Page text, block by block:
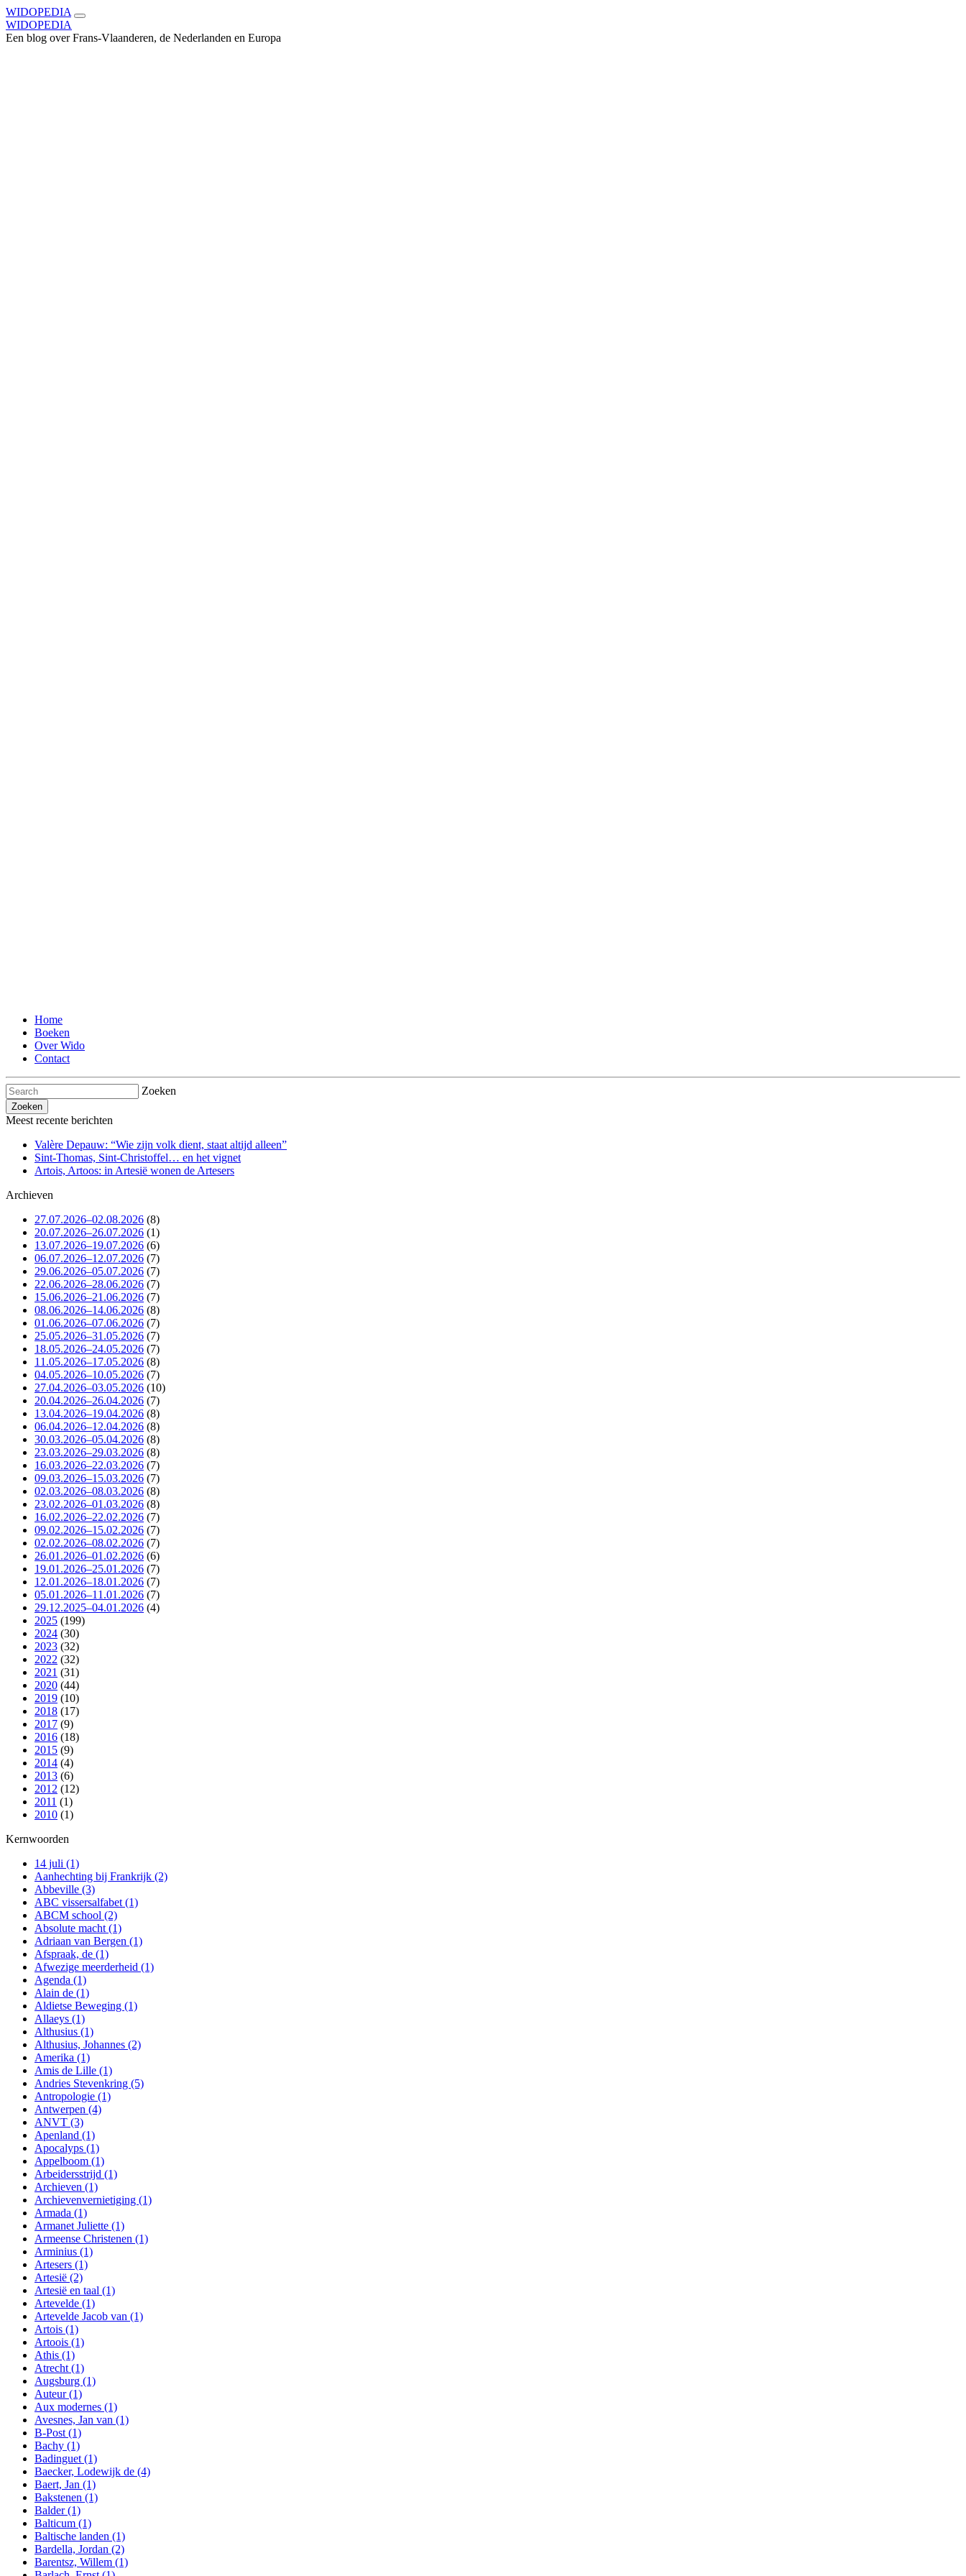
WIDOPEDIA
WIDOPEDIA
Een blog over Frans-Vlaanderen, de Nederlanden en Europa
Home
Boeken
Over Wido
Contact
Zoeken
Meest recente berichten
Valère Depauw: “Wie zijn volk dient, staat altijd alleen”
Sint-Thomas, Sint-Christoffel… en het vignet
Artois, Artoos: in Artesië wonen de Artesers
Archieven
27.07.2026–02.08.2026 (8)
20.07.2026–26.07.2026 (1)
13.07.2026–19.07.2026 (6)
06.07.2026–12.07.2026 (7)
29.06.2026–05.07.2026 (7)
22.06.2026–28.06.2026 (7)
15.06.2026–21.06.2026 (7)
08.06.2026–14.06.2026 (8)
01.06.2026–07.06.2026 (7)
25.05.2026–31.05.2026 (7)
18.05.2026–24.05.2026 (7)
11.05.2026–17.05.2026 (8)
04.05.2026–10.05.2026 (7)
27.04.2026–03.05.2026 (10)
20.04.2026–26.04.2026 (7)
13.04.2026–19.04.2026 (8)
06.04.2026–12.04.2026 (8)
30.03.2026–05.04.2026 (8)
23.03.2026–29.03.2026 (8)
16.03.2026–22.03.2026 (7)
09.03.2026–15.03.2026 (7)
02.03.2026–08.03.2026 (8)
23.02.2026–01.03.2026 (8)
16.02.2026–22.02.2026 (7)
09.02.2026–15.02.2026 (7)
02.02.2026–08.02.2026 (7)
26.01.2026–01.02.2026 (6)
19.01.2026–25.01.2026 (7)
12.01.2026–18.01.2026 (7)
05.01.2026–11.01.2026 (7)
29.12.2025–04.01.2026 (4)
2025 (199)
2024 (30)
2023 (32)
2022 (32)
2021 (31)
2020 (44)
2019 (10)
2018 (17)
2017 (9)
2016 (18)
2015 (9)
2014 (4)
2013 (6)
2012 (12)
2011 (1)
2010 (1)
Kernwoorden
14 juli (1)
Aanhechting bij Frankrijk (2)
Abbeville (3)
ABC vissersalfabet (1)
ABCM school (2)
Absolute macht (1)
Adriaan van Bergen (1)
Afspraak, de (1)
Afwezige meerderheid (1)
Agenda (1)
Alain de (1)
Aldietse Beweging (1)
Allaeys (1)
Althusius (1)
Althusius, Johannes (2)
Amerika (1)
Amis de Lille (1)
Andries Stevenkring (5)
Antropologie (1)
Antwerpen (4)
ANVT (3)
Apenland (1)
Apocalyps (1)
Appelboom (1)
Arbeidersstrijd (1)
Archieven (1)
Archievenvernietiging (1)
Armada (1)
Armanet Juliette (1)
Armeense Christenen (1)
Arminius (1)
Artesers (1)
Artesië (2)
Artesië en taal (1)
Artevelde (1)
Artevelde Jacob van (1)
Artois (1)
Artoois (1)
Athis (1)
Atrecht (1)
Augsburg (1)
Auteur(1)
Aux modernes (1)
Avesnes, Jan van (1)
B-Post (1)
Bachy (1)
Badinguet (1)
Baecker, Lodewijk de (4)
Baert, Jan (1)
Bakstenen (1)
Balder(1)
Balticum (1)
Baltische landen (1)
Bardella, Jordan (2)
Barentsz, Willem (1)